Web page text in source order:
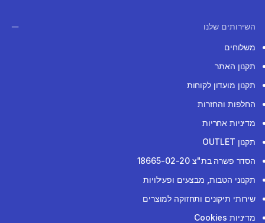
השירותים שלנו
משלוחים
תקנון האתר
תקנון מועדון לקוחות
החלפות והחזרות
מדיניות אחריות
תקנון OUTLET
הסדר פשרה בת"צ 18665-02-20
תקנוני הטבות, מבצעים ופעילויות
שירותי תיקונים ותחזוקה למוצרים
מדיניות Cookies